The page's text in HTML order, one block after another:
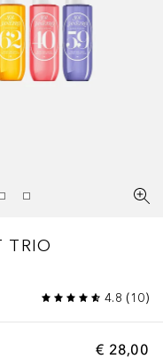
TRIO
4.8 (10)
€ 28,00